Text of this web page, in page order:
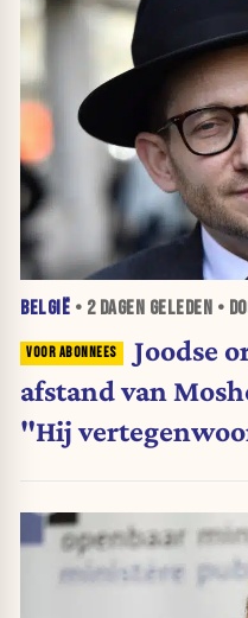
BELGIË • 2 DAGEN GELEDEN •
Joodse
afstand van
"Hij